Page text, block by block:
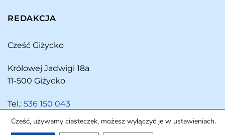
REDAKCJA
Cześć Giżycko
Królowej Jadwigi 18a
11-500 Giżycko
Tel.: 536 150 043
Cześć, używamy ciasteczek, możesz wyłączyć je w ustawieniach.